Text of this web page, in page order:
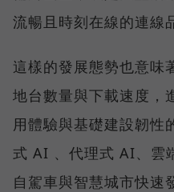
流暢且時刻在線的連線
這樣的發展態勢也意味
地台數量與下載速度，
用體驗與基礎建設韌性
式 AI 、代理式 AI、雲
自駕車與智慧城市快速